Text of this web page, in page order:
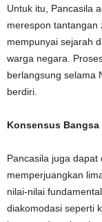
Untuk itu, Pancasila
merespon
mempunyai sejarah
warga negara.
berlangsung selama
berdiri.
Konsensus Bangsa
Pancasila juga
memperjuangkan
nilai-nilai
diakomodasi seperti